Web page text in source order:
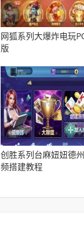
网狐系列大爆炸电玩
版
创胜系列台麻妞妞德
频搭建教程